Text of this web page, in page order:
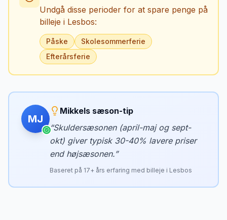
Undgå disse perioder for at spare penge på
billeje i Lesbos:
Påske
Skolesommerferie
Efterårsferie
MJ
Mikkels sæson-tip
“Skuldersæsonen (april-maj og sept-
okt) giver typisk 30-40% lavere priser
end højsæsonen.”
Baseret på 17+ års erfaring med billeje i Lesbos